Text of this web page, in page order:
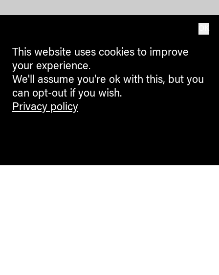
This website uses cookies to improve
your experience.
We'll assume you're ok with this, but you
can opt-out if you wish.
Privacy policy